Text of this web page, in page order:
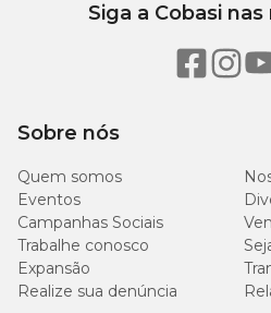
Sobre nós
Quem somos
Eventos
Campanhas Sociais
Trabalhe conosco
Expansão
Realize sua denúncia
Siga a Cobasi